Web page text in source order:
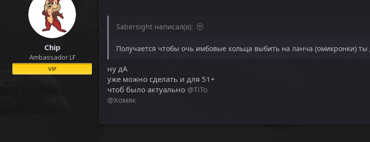
Chip
Ambassador LF
VIP
Sabersight написал(а):
Получается чтобы очь имбовые кольца выбить на ланча (омикронки)
ну дА
уже можно сделать и для 51+
чтоб было актуально @TiTo
@Хомяк